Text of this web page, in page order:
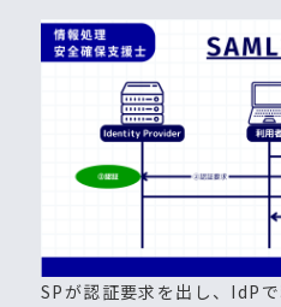
SPが認証要求を出し、IdP